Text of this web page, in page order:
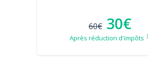
60€ 30€
Après réduction d'impôts